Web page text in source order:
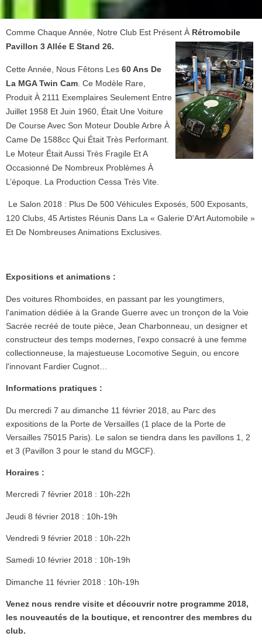
Comme Chaque Année, Notre Club Est Présent À Rétromobile
Pavillon 3 Allée E Stand 26.
Cette Année, Nous Fêtons Les 60 Ans De
La MGA Twin Cam . Ce Modèle Rare,
Produit À 2111 Exemplaires Seulement Entre
Juillet 1958 Et Juin 1960, Était Une Voiture
De Course Avec Son Moteur Double Arbre À
Came De 1588cc Qui Était Très Performant.
Le Moteur Était Aussi Très Fragile Et A
Occasionné De Nombreux Problèmes À
L’époque. La Production Cessa Très Vite.
Le Salon 2018 : Plus De 500 Véhicules Exposés, 500 Exposants,
120 Clubs, 45 Artistes Réunis Dans La « Galerie D'Art Automobile »
Et De Nombreuses Animations Exclusives.
Expositions et animations :
Des voitures Rhomboides, en passant par les youngtimers,
l'animation dédiée à la Grande Guerre avec un tronçon de la Voie
Sacrée recréé de toute pièce, Jean Charbonneau, un designer et
constructeur des temps modernes, l'expo consacré à une femme
collectionneuse, la majestueuse Locomotive Seguin, ou encore
l'innovant Fardier Cugnot…
Informations pratiques :
Du mercredi 7 au dimanche 11 février 2018, au Parc des
expositions de la Porte de Versailles (1 place de la Porte de
Versailles 75015 Paris). Le salon se tiendra dans les pavillons 1, 2
et 3 (Pavillon 3 pour le stand du MGCF).
Horaires :
Mercredi 7 février 2018 : 10h-22h
Jeudi 8 février 2018 : 10h-19h
Vendredi 9 février 2018 : 10h-22h
Samedi 10 février 2018 : 10h-19h
Dimanche 11 février 2018 : 10h-19h
Venez nous rendre visite et découvrir notre programme 2018,
les nouveautés de la boutique, et rencontrer des membres du
club.